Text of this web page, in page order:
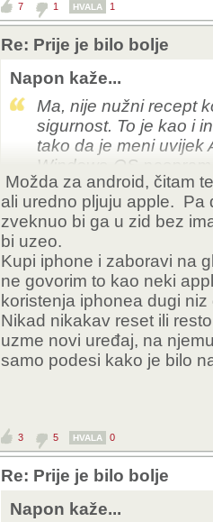
7 1 HVALA 1
Re: Prije je bilo bolje
Napon kaže...
Ma, nije nužni recept
sigurnost. To je kao i
tako da je meni uvijek
Windows-OS
gledam: uložim
godina. Kad kupiš/
prostor prilagodit
rješenje.
Možda za android, čitam
ali uredno pljuju apple. Pa
zveknuo bi ga u zid bez
bi uzeo.
Kupi iphone i zaboravi na
ne govorim to kao neki
koristenja iphonea dugi
Nikad nikakav reset ili
uzme novi uređaj, na
samo podesi kako je bilo
3 5 HVALA 0
Re: Prije je bilo bolje
Napon kaže...